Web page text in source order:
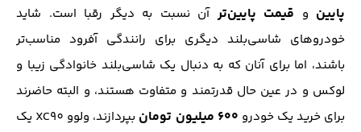
پایین و قیمت پایین‌ترآن نسبت به دیگر رقبا است. شاید
خودروهای شاسی‌بلند دیگری برای رانندگی آفرود مناسب‌تر
باشند، اما برای آنان که به دنبال یک شاسی‌بلند خانوادگی زیبا و
لوکس و در عین حال قدرتمند و متفاوت هستند، و البته حاضرند
برای خرید یک خودرو ۶۰۰ میلیون تومان
بپردازند، ولوو XC90 یک